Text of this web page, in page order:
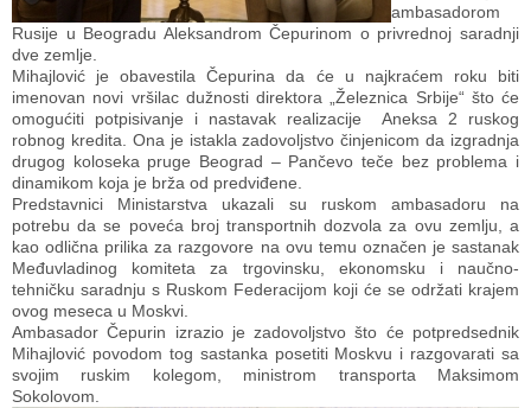
Video materijal
Skupština udruženja
Najnovije vesti
Zastupanje i posredovanje
Fakultet tehničkih nauka Novi Sad
Skupovi i konferencije
ambasadorom
Rusije u Beogradu Aleksandrom Čepurinom o privrednoj saradnji
dve zemlje.
Mihajlović je obavestila Čepurina da će u najkraćem roku biti
imenovan novi vršilac dužnosti direktora „Železnica Srbije“ što će
omogućiti potpisivanje i nastavak realizacije Aneksa 2 ruskog
robnog kredita. Ona je istakla zadovoljstvo činjenicom da izgradnja
drugog koloseka pruge Beograd – Pančevo teče bez problema i
dinamikom koja je brža od predviđene.
Predstavnici Ministarstva ukazali su ruskom ambasadoru na
potrebu da se poveća broj transportnih dozvola za ovu zemlju, a
kao odlična prilika za razgovore na ovu temu označen je sastanak
Međuvladinog komiteta za trgovinsku, ekonomsku i naučno-
tehničku saradnju s Ruskom Federacijom koji će se održati krajem
ovog meseca u Moskvi.
Ambasador Čepurin izrazio je zadovoljstvo što će potpredsednik
Mihajlović povodom tog sastanka posetiti Moskvu i razgovarati sa
svojim ruskim kolegom, ministrom transporta Maksimom
Sokolovom.